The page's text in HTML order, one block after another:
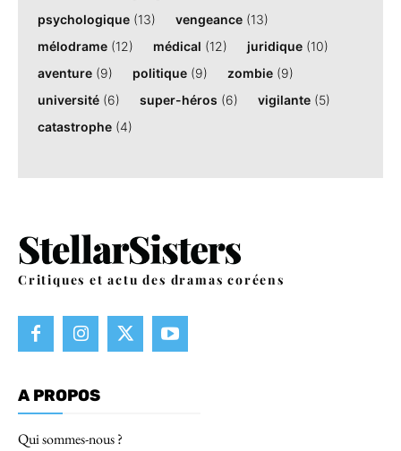
psychologique (13) vengeance (13)
mélodrame (12) médical (12) juridique (10)
aventure (9) politique (9) zombie (9)
université (6) super-héros (6) vigilante (5)
catastrophe (4)
Critiques et actu des dramas coréens
A PROPOS
Qui sommes-nous ?